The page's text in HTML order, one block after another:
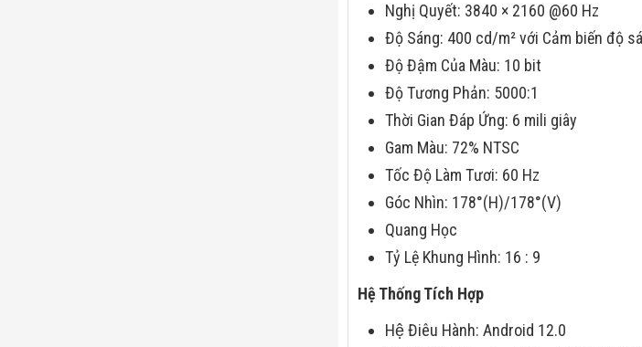
Nghị Quyết: 3840 × 2160 @60 Hz
Độ Sáng: 400 cd/m² với Cảm biến độ
Độ Đậm Của Màu: 10 bit
Độ Tương Phản: 5000:1
Thời Gian Đáp Ứng: 6 mili giây
Gam Màu: 72% NTSC
Tốc Độ Làm Tươi: 60 Hz
Góc Nhìn: 178°(H)/178°(V)
Quang Học
Tỷ Lệ Khung Hình: 16 : 9
Hệ Thống Tích Hợp
Hệ Điêu Hành: Android 12.0